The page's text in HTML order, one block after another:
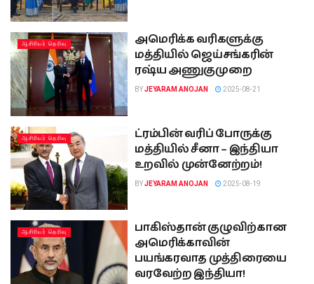
ஆசிரியர் தெரிவு
அமெரிக்க வரிகளுக்கு
மத்தியில் ஜெய்சங்கரின்
ரஷ்ய அணுகுமுறை
BYJEYARAM ANOJAN 2025-08-21
ஆசிரியர் தெரிவு
ட்ரம்பின் வரிப் போருக்கு
மத்தியில் சீனா – இந்தியா
உறவில் முன்னேற்றம்!
BYJEYARAM ANOJAN 2025-08-19
ஆசிரியர் தெரிவு
பாகிஸ்தான் குழுவிற்கான
அமெரிக்காவின்
பயங்கரவாத முத்திரையை
வரவேற்ற இந்தியா!